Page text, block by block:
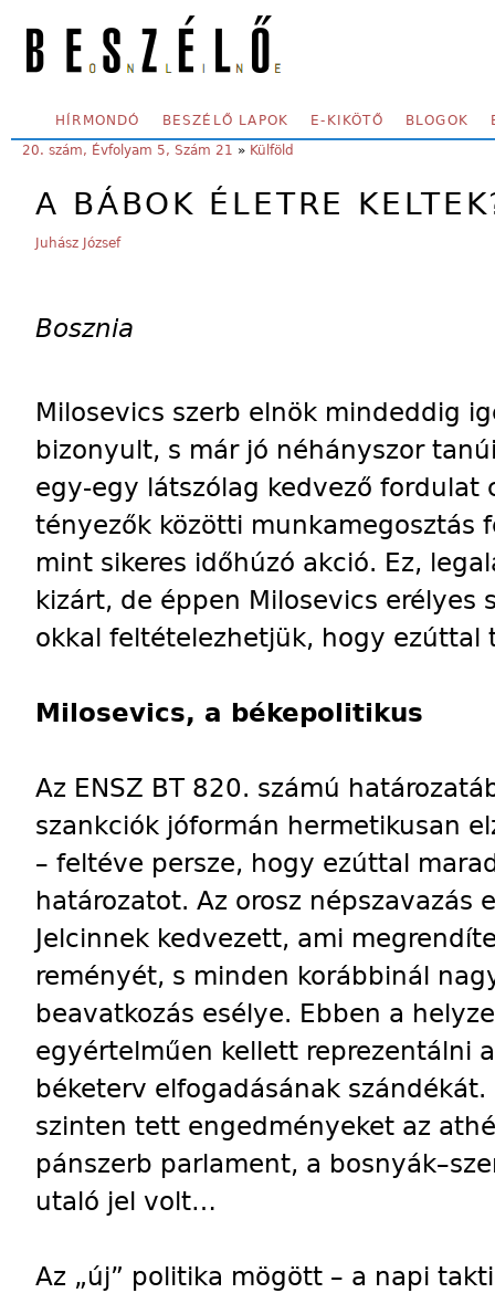
SECONDARY MENU
HÍRMONDÓ BESZÉLŐ LAPOK E-KIKÖTŐ BLOGOK
YOU ARE HERE:
20. szám, Évfolyam 5, Szám 21 » Külföld
A BÁBOK ÉLETRE
Juhász József
Bosznia
Milosevics szerb elnök mindeddig
bizonyult, s már jó néhányszor
egy-egy látszólag kedvező fordulat
tényezők közötti munkamegosztás
mint sikeres időhúzó akció. Ez,
kizárt, de éppen Milosevics erélyes
okkal feltételezhetjük, hogy ezúttal
Milosevics, a békepolitikus
Az ENSZ BT 820. számú
szankciók jóformán hermetikusan
– feltéve persze, hogy ezúttal
határozatot. Az orosz népszavazás
Jelcinnek kedvezett, ami
reményét, s minden korábbinál
beavatkozás esélye. Ebben a
egyértelműen kellett reprezentálni
béketerv elfogadásának
szinten tett engedményeket az
pánszerb parlament, a
utaló jel volt…
Az „új” politika mögött – a napi